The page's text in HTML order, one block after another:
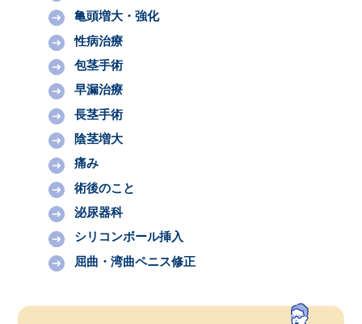
亀頭増大・強化
性病治療
包茎手術
早漏治療
長茎手術
陰茎増大
痛み
術後のこと
泌尿器科
シリコンボール挿入
屈曲・湾曲ペニス修正